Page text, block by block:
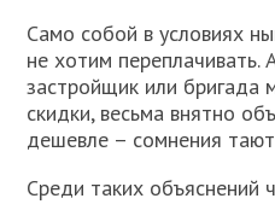
Само собой в условиях
не хотим переплачивать.
застройщик или бригада
скидки, весьма внятно
дешевле – сомнения
Среди таких объяснений